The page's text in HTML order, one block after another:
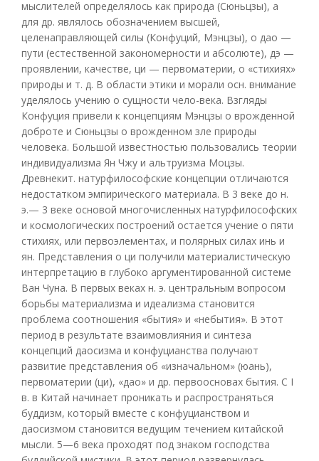
мыслителей определялось как природа (Сюньцзы), а
для др. являлось обозначением высшей,
целенаправляющей силы (Конфуций, Мэнцзы), о дао —
пути (естественной закономерности и абсолюте), дэ —
проявлении, качестве, ци — первоматерии, о «стихиях»
природы и т. д. В области этики и морали осн. внимание
уделялось учению о сущности чело-века. Взгляды
Конфуция привели к концепциям Мэнцзы о врожденной
доброте и Сюньцзы о врожденном зле природы
человека. Большой известностью пользовались теории
индивидуализма Ян Чжу и альтруизма Моцзы.
Древнекит. натурфилософские концепции отличаются
недостатком эмпирического материала. В 3 веке до н.
э.— 3 веке основой многочисленных натурфилософских
и космологических построений остается учение о пяти
стихиях, или первоэлементах, и полярных силах инь и
ян. Представления о ци получили материалистическую
интерпретацию в глубоко аргументированной системе
Ван Чуна. В первых веках н. э. центральным вопросом
борьбы материализма и идеализма становится
проблема соотношения «бытия» и «небытия». В этот
период в результате взаимовлияния и синтеза
концепций даосизма и конфуцианства получают
развитие представления об «изначальном» (юань),
первоматерии (ци), «дао» и др. первоосновах бытия. С I
в. в Китай начинает проникать и распространяться
буддизм, который вместе с конфуцианством и
даосизмом становится ведущим течением китайской
мысли. 5—6 века проходят под знаком господства